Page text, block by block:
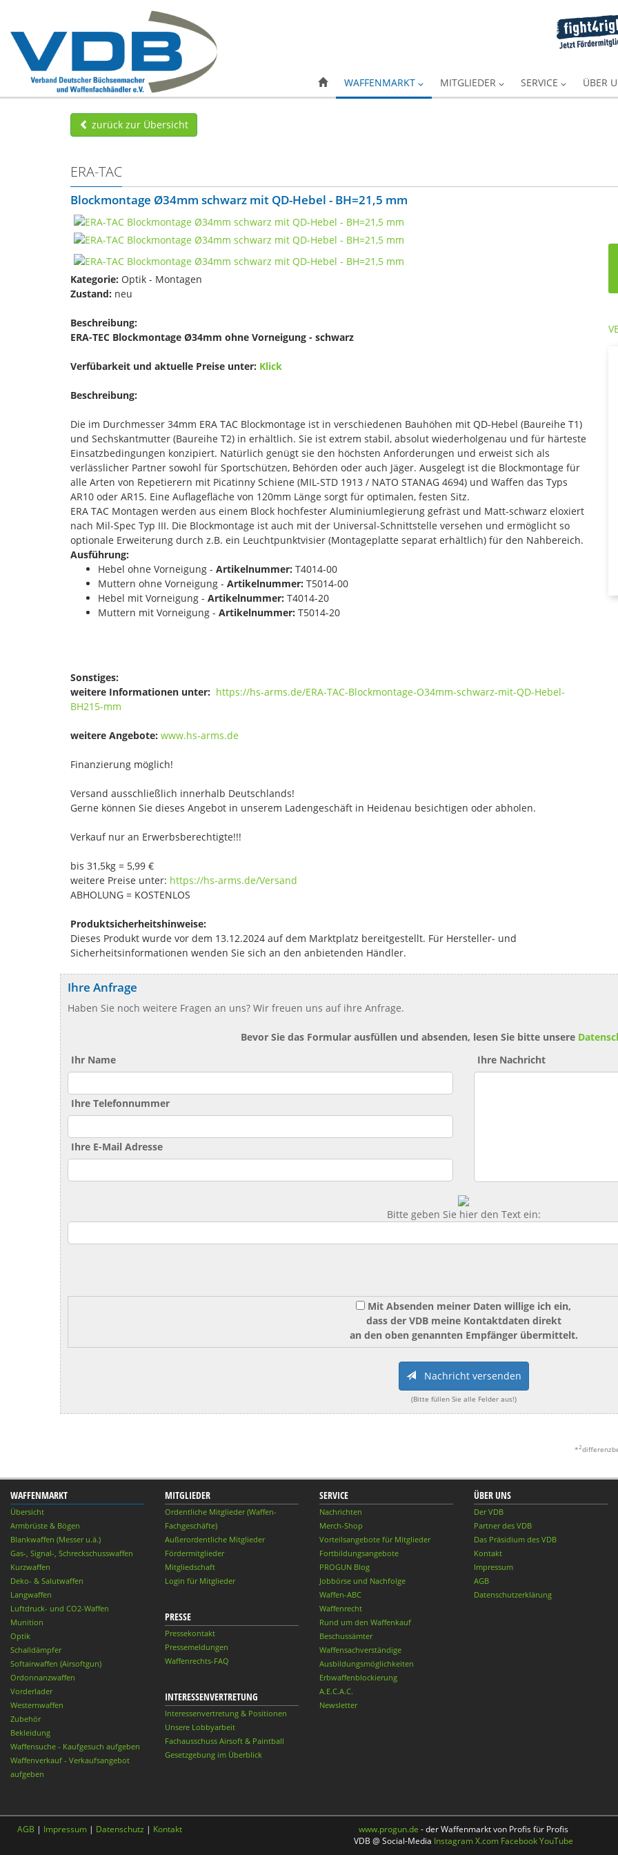
WAFFENMARKT MITGLIEDER SERVICE ÜBER
zurück zur Übersicht
ERA-TAC
Blockmontage Ø34mm schwarz mit QD-Hebel - BH=21,5 mm
Kategorie: Optik - Montagen
Zustand: neu
Beschreibung:
ERA-TEC Blockmontage Ø34mm ohne Vorneigung - schwarz
Verfübarkeit und aktuelle Preise unter: Klick
Beschreibung:
Die im Durchmesser 34mm ERA TAC Blockmontage ist in verschiedenen Bauhöhen mit QD-Hebel (Baureihe T1)
und Sechskantmutter (Baureihe T2) in erhältlich. Sie ist extrem stabil, absolut wiederholgenau und für härteste
Einsatzbedingungen konzipiert. Natürlich genügt sie den höchsten Anforderungen und erweist sich als
verlässlicher Partner sowohl für Sportschützen, Behörden oder auch Jäger. Ausgelegt ist die Blockmontage für
alle Arten von Repetierern mit Picatinny Schiene (MIL-STD 1913 / NATO STANAG 4694) und Waffen das Typs
AR10 oder AR15. Eine Auflagefläche von 120mm Länge sorgt für optimalen, festen Sitz.
ERA TAC Montagen werden aus einem Block hochfester Aluminiumlegierung gefräst und Matt-schwarz eloxiert
nach Mil-Spec Typ III. Die Blockmontage ist auch mit der Universal-Schnittstelle versehen und ermöglicht so
optionale Erweiterung durch z.B. ein Leuchtpunktvisier (Montageplatte separat erhältlich) für den Nahbereich.
Ausführung:
Hebel ohne Vorneigung - Artikelnummer: T4014-00
Muttern ohne Vorneigung - Artikelnummer: T5014-00
Hebel mit Vorneigung - Artikelnummer: T4014-20
Muttern mit Vorneigung - Artikelnummer: T5014-20
Sonstiges:
weitere Informationen unter: https://hs-arms.de/ERA-TAC-Blockmontage-O34mm-schwarz-mit-QD-Hebel-
BH215-mm
weitere Angebote: www.hs-arms.de
Finanzierung möglich!
Versand ausschließlich innerhalb Deutschlands!
Gerne können Sie dieses Angebot in unserem Ladengeschäft in Heidenau besichtigen oder abholen.
Verkauf nur an Erwerbsberechtigte!!!
bis 31,5kg = 5,99 €
weitere Preise unter: https://hs-arms.de/Versand
ABHOLUNG = KOSTENLOS
Produktsicherheitshinweise:
Dieses Produkt wurde vor dem 13.12.2024 auf dem Marktplatz bereitgestellt. Für Hersteller- und
Sicherheitsinformationen wenden Sie sich an den anbietenden Händler.
Ihre Anfrage
Haben Sie noch weitere Fragen an uns? Wir freuen uns auf ihre Anfrage.
Bevor Sie das Formular ausfüllen und absenden, lesen Sie bitte unsere
Ihr Name
Ihre Telefonnummer
Ihre E-Mail Adresse
Ihre Nachricht
Bitte geben Sie hier den Text ein:
Mit Absenden meiner Daten willige ich ein,
dass der VDB meine Kontaktdaten direkt
an den oben genannten Empfänger übermittelt.
Nachricht versenden
(Bitte füllen Sie alle Felder aus!)
*2
WAFFENMARKT
Übersicht
Armbrüste & Bögen
Blankwaffen (Messer u.ä.)
Gas-, Signal-, Schreckschusswaffen
Kurzwaffen
Deko- & Salutwaffen
Langwaffen
Luftdruck- und CO2-Waffen
Munition
Optik
Schalldämpfer
Softairwaffen (Airsoftgun)
Ordonnanzwaffen
Vorderlader
Westernwaffen
Zubehör
Bekleidung
Waffensuche - Kaufgesuch aufgeben
Waffenverkauf - Verkaufsangebot
aufgeben
MITGLIEDER
Ordentliche Mitglieder (Waffen-
Fachgeschäfte)
Außerordentliche Mitglieder
Fördermitglieder
Mitgliedschaft
Login für Mitglieder
PRESSE
Pressekontakt
Pressemeldungen
Waffenrechts-FAQ
INTERESSENVERTRETUNG
Interessenvertretung & Positionen
Unsere Lobbyarbeit
Fachausschuss Airsoft & Paintball
Gesetzgebung im Überblick
SERVICE
Nachrichten
Merch-Shop
Vorteilsangebote für Mitglieder
Fortbildungsangebote
PROGUN Blog
Jobbörse und Nachfolge
Waffen-ABC
Waffenrecht
Rund um den Waffenkauf
Beschussämter
Waffensachverständige
Ausbildungsmöglichkeiten
Erbwaffenblockierung
A.E.C.A.C.
Newsletter
ÜBER UNS
Der VDB
Partner des VDB
Das Präsidium des VDB
Kontakt
Impressum
AGB
Datenschutzerklärung
AGB | Impressum | Datenschutz | Kontakt www.progun.de - der Waffenmarkt von Profis für Profis
VDB @ Social-Media InstagramX.com FacebookYouTube